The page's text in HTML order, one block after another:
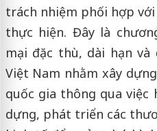
trách nhiệm phối hợp
thực hiện. Đây là
mại đặc thù, dài hạn và
Việt Nam nhằm xây
quốc gia thông qua
dựng, phát triển các